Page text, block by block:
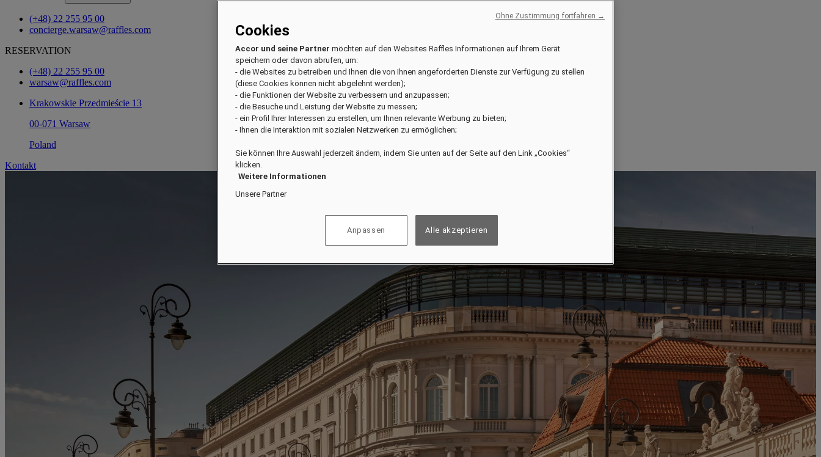
(+48) 22 255 95 00
concierge.warsaw@raffles.com
RESERVATION
(+48) 22 255 95 00
warsaw@raffles.com
Krakowskie Przedmieście 13
00-071 Warsaw
Poland
Kontakt
Cookies
Accor und seine Partner möchten auf den Websites Raffles Informationen auf Ihrem Gerät
speichern oder davon abrufen, um:
- die Websites zu betreiben und Ihnen die von Ihnen angeforderten Dienste zur Verfügung zu stellen
(diese Cookies können nicht abgelehnt werden);
- die Funktionen der Website zu verbessern und anzupassen;
- die Besuche und Leistung der Website zu messen;
- ein Profil Ihrer Interessen zu erstellen, um Ihnen relevante Werbung zu bieten;
- Ihnen die Interaktion mit sozialen Netzwerken zu ermöglichen;
Sie können Ihre Auswahl jederzeit ändern, indem Sie unten auf der Seite auf den Link „Cookies“
klicken.
Weitere Informationen
Unsere Partner
Anpassen Alle akzeptieren
Ohne Zustimmung fortfahren →